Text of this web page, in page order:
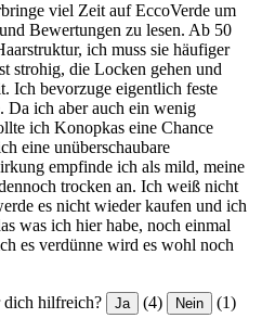
viel Zeit auf EccoVerde um
Bewertungen zu lesen. Ab 50
ich muss sie häufiger
strohig, die Locken gehen und
Ich bevorzuge eigentlich feste
Da ich aber auch ein wenig
ich Konopkas eine Chance
eine unüberschaubare
empfinde ich als mild, meine
trocken an. Ich weiß nicht
es nicht wieder kaufen und ich
was ich hier habe, noch einmal
es verdünne wird es wohl noch
dich hilfreich? Ja (4) Nein (1)